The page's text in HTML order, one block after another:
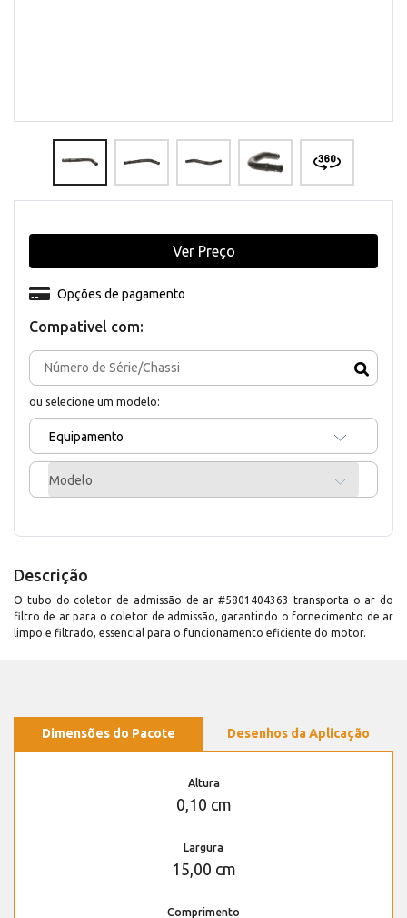
Compativel com:
ou selecione um modelo:
Equipamento
Modelo
Opções de pagamento
Ver Preço
Descrição
O tubo do coletor de admissão de ar #5801404363 transporta o ar do
filtro de ar para o coletor de admissão, garantindo o fornecimento de ar
limpo e filtrado, essencial para o funcionamento eficiente do motor.
Dimensões do Pacote Desenhos da Aplicação
Altura
0,10 cm
Largura
15,00 cm
Comprimento